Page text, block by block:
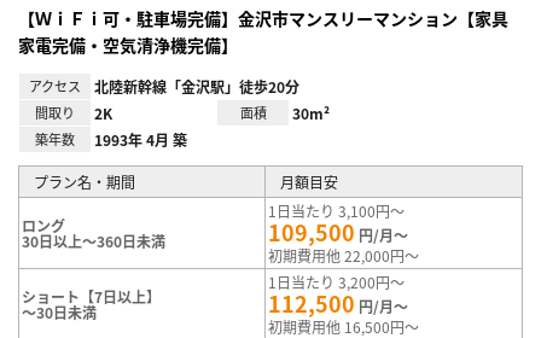
【ＷｉＦｉ可・駐車場完備】金沢市マンスリーマンション【家具
家電完備・空気清浄機完備】
アクセス 北陸新幹線「金沢駅」徒歩20分
間取り 2K 面積 30m²
築年数 1993年 4月 築
プラン名・期間 月額目安
ロング
30日以上～360日未満
1日当たり 3,100円～
109,500 円/月～
初期費用他 22,000円～
ショート【7日以上】
～30日未満
1日当たり 3,200円～
112,500 円/月～
初期費用他 16,500円～